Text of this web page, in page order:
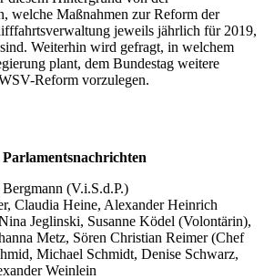
welche Maßnahmen zur Reform der
jeweils jährlich für 2019,
Weiterhin wird gefragt, in welchem
plant, dem Bundestag weitere
Reform vorzulegen.
(V.i.S.d.P.)
Claudia Heine, Alexander Heinrich
Jeglinski, Susanne Ködel (Volontärin),
Metz, Sören Christian Reimer (Chef
Michael Schmidt, Denise Schwarz,
Weinlein